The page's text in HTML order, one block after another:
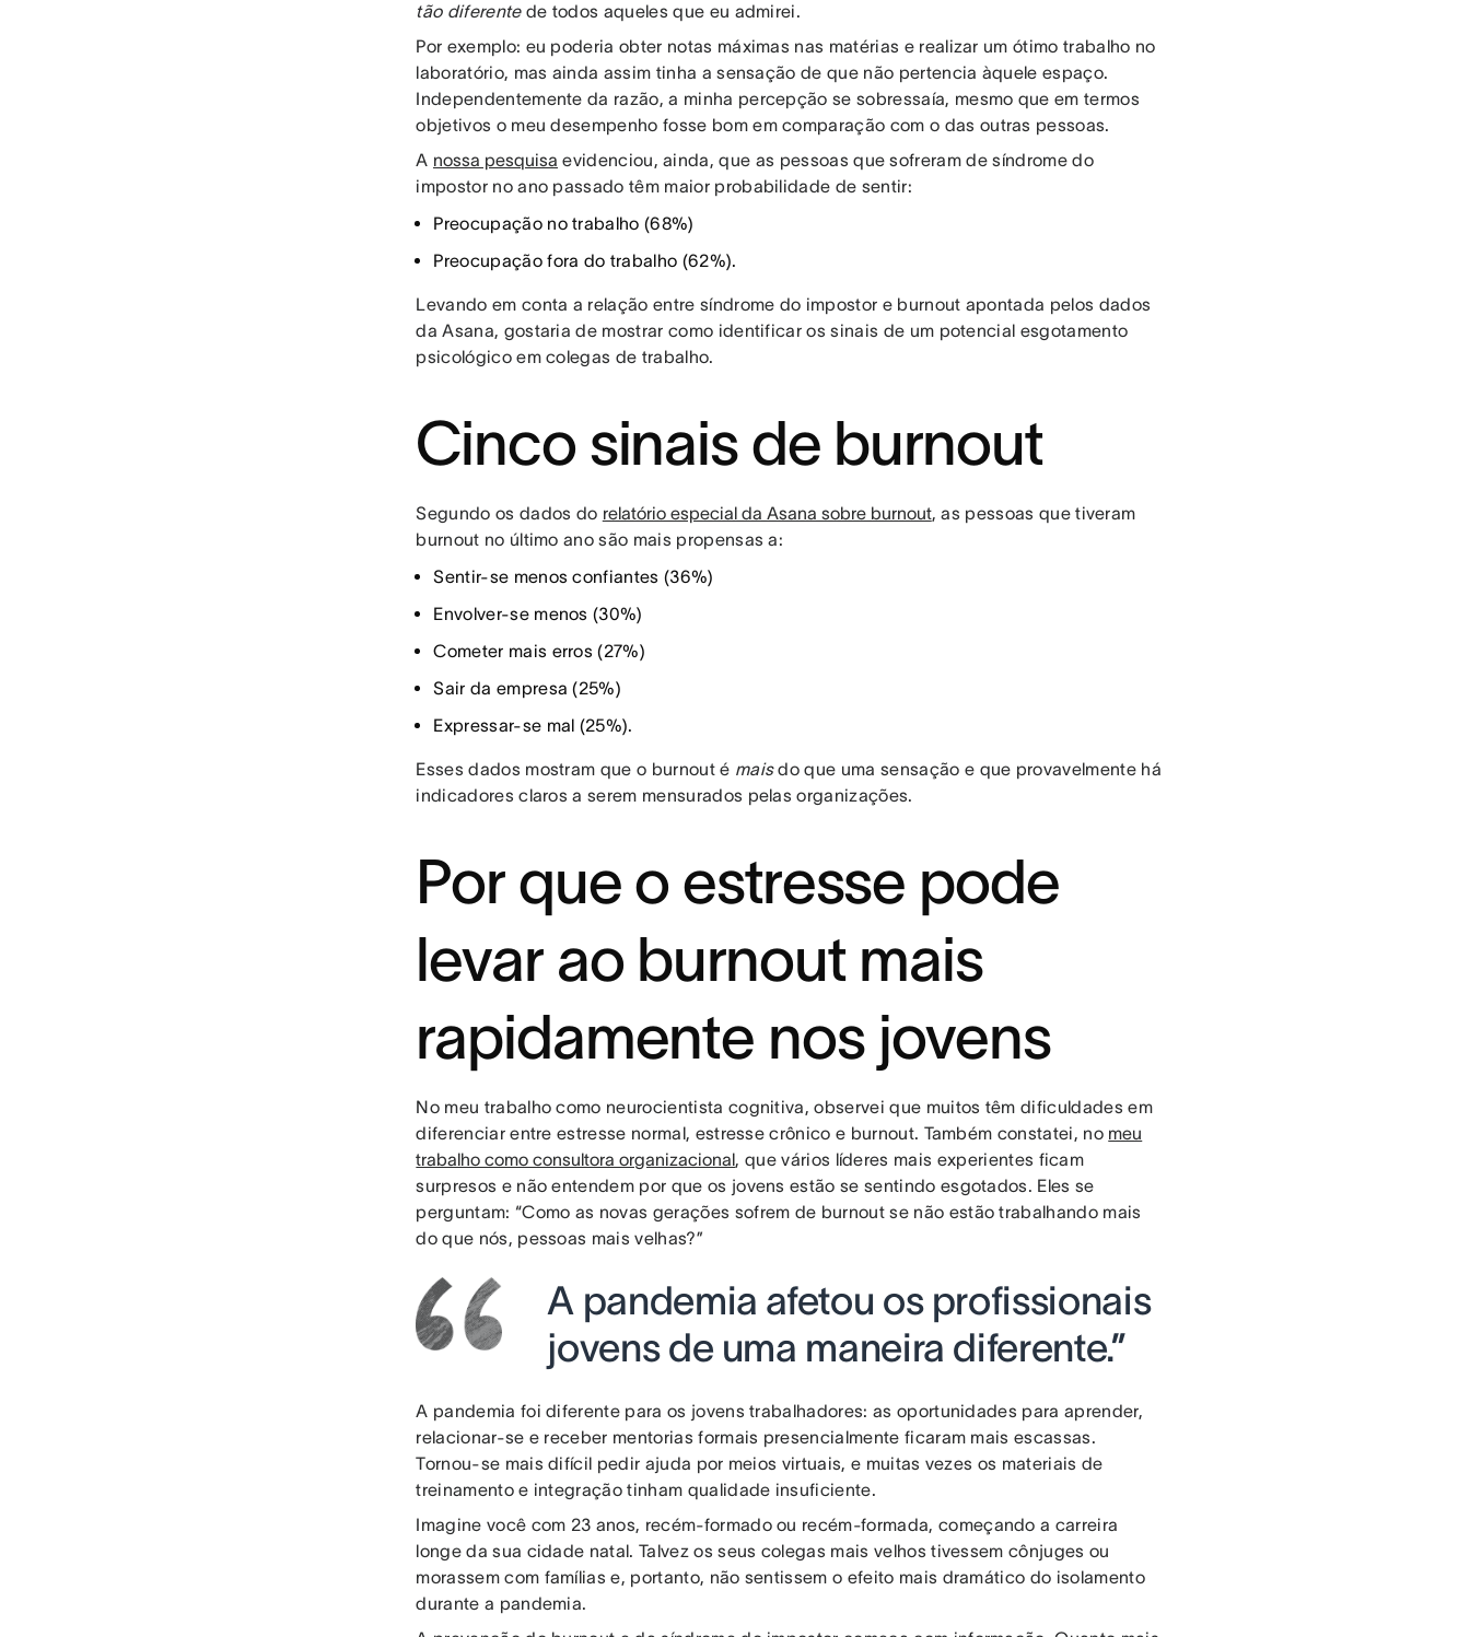
tão diferentede todos aqueles que eu admirei.
Por exemplo: eu poderia obter notas máximas nas matérias e realizar um ótimo trabalho no
laboratório, mas ainda assim tinha a sensação de que não pertencia àquele espaço.
Independentemente da razão, a minha percepção se sobressaía, mesmo que em termos
objetivos o meu desempenho fosse bom em comparação com o das outras pessoas.
A nossa pesquisa evidenciou, ainda, que as pessoas que sofreram de síndrome do
impostor no ano passado têm maior probabilidade de sentir:
Preocupação no trabalho (68%)
Preocupação fora do trabalho (62%).
Levando em conta a relação entre síndrome do impostor e burnout apontada pelos dados
da Asana, gostaria de mostrar como identificar os sinais de um potencial esgotamento
psicológico em colegas de trabalho.
Cinco sinais de burnout
Segundo os dados do relatório especial da Asana sobre burnout, as pessoas que tiveram
burnout no último ano são mais propensas a:
Sentir-se menos confiantes (36%)
Envolver-se menos (30%)
Cometer mais erros (27%)
Sair da empresa (25%)
Expressar-se mal (25%).
Esses dados mostram que o burnout é maisdo que uma sensação e que provavelmente há
indicadores claros a serem mensurados pelas organizações.
Por que o estresse pode
levar ao burnout mais
rapidamente nos jovens
No meu trabalho como neurocientista cognitiva, observei que muitos têm dificuldades em
diferenciar entre estresse normal, estresse crônico e burnout. Também constatei, no meu
trabalho como consultora organizacional, que vários líderes mais experientes ficam
surpresos e não entendem por que os jovens estão se sentindo esgotados. Eles se
perguntam: “Como as novas gerações sofrem de burnout se não estão trabalhando mais
do que nós, pessoas mais velhas?”
A pandemia afetou os profissionais
jovens de uma maneira diferente.”
A pandemia foi diferente para os jovens trabalhadores: as oportunidades para aprender,
relacionar-se e receber mentorias formais presencialmente ficaram mais escassas.
Tornou-se mais difícil pedir ajuda por meios virtuais, e muitas vezes os materiais de
treinamento e integração tinham qualidade insuficiente.
Imagine você com 23 anos, recém-formado ou recém-formada, começando a carreira
longe da sua cidade natal. Talvez os seus colegas mais velhos tivessem cônjuges ou
morassem com famílias e, portanto, não sentissem o efeito mais dramático do isolamento
durante a pandemia.